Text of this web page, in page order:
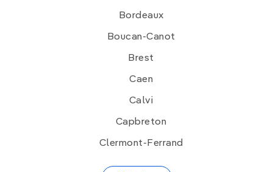
Bordeaux
Boucan-Canot
Brest
Caen
Calvi
Capbreton
Clermont-Ferrand